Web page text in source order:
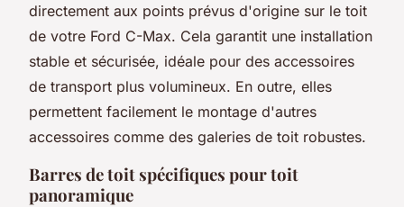
directement aux points prévus d'origine sur le toit
de votre Ford C-Max. Cela garantit une installation
stable et sécurisée, idéale pour des accessoires
de transport plus volumineux. En outre, elles
permettent facilement le montage d'autres
accessoires comme des galeries de toit robustes.
Barres de toit spécifiques pour toit
panoramique